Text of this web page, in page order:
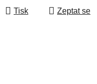
Tisk Zeptat se